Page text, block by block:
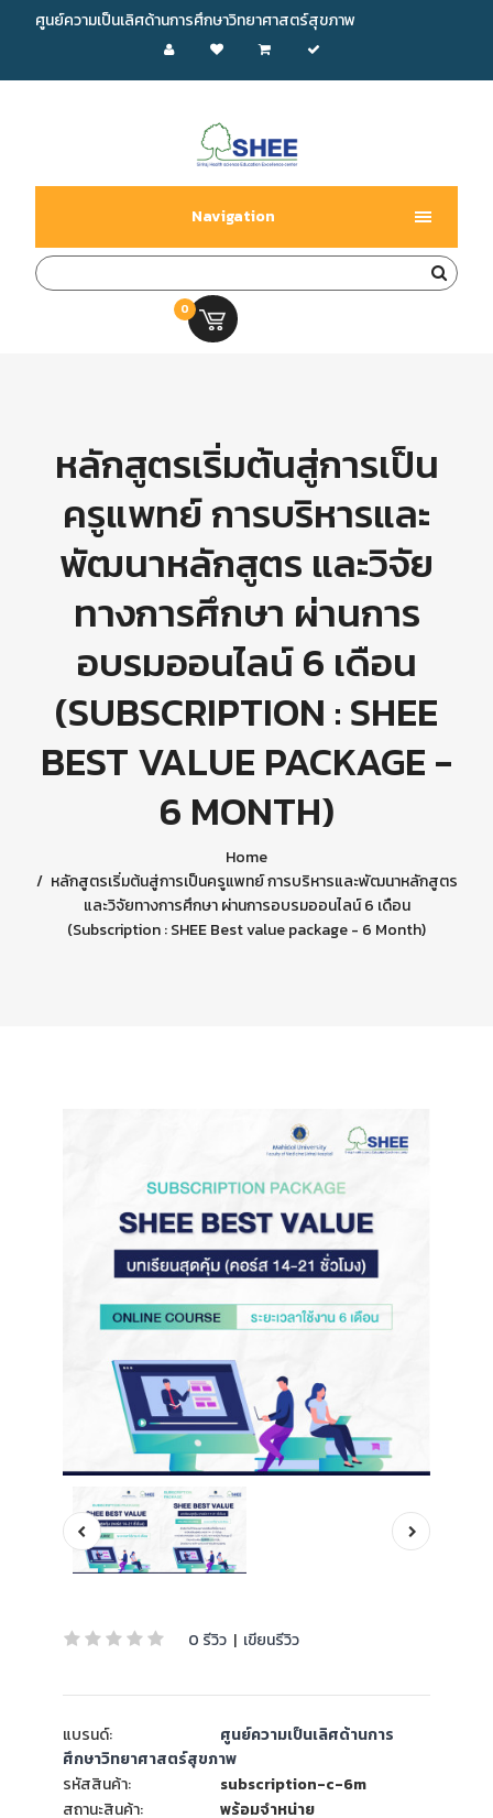
ศูนย์ความเป็นเลิศด้านการศึกษาวิทยาศาสตร์สุขภาพ
Navigation
0
หลักสูตรเริ่มต้นสู่การเป็น
ครูแพทย์ การบริหารและ
พัฒนาหลักสูตร และวิจัย
ทางการศึกษา ผ่านการ
อบรมออนไลน์ 6 เดือน
(SUBSCRIPTION : SHEE
BEST VALUE PACKAGE -
6 MONTH)
Home
หลักสูตรเริ่มต้นสู่การเป็นครูแพทย์ การบริหารและพัฒนาหลักสูตร
และวิจัยทางการศึกษา ผ่านการอบรมออนไลน์ 6 เดือน
(Subscription : SHEE Best value package - 6 Month)
0 รีวิว | เขียนรีวิว
แบรนด์:
ศูนย์ความเป็นเลิศด้านการ
ศึกษาวิทยาศาสตร์สุขภาพ
รหัสสินค้า:
subscription-c-6m
สถานะสินค้า:
พร้อมจำหน่าย